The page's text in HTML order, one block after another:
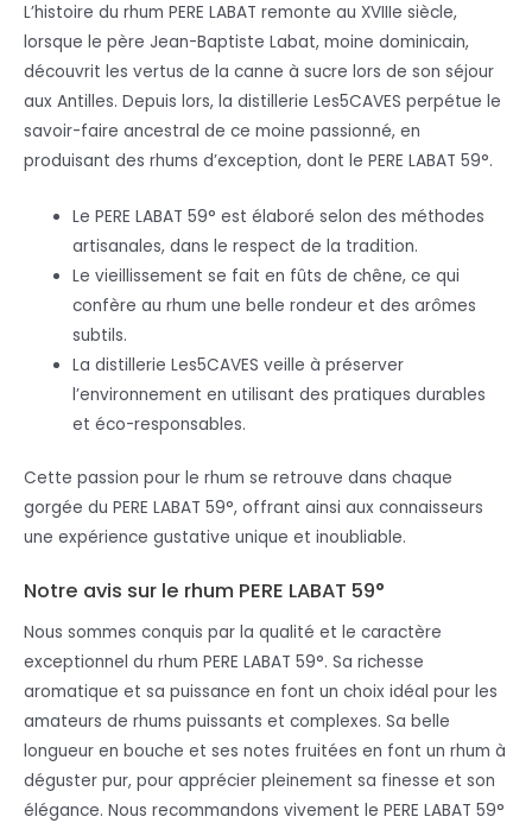
L’histoire du rhum PERE LABAT remonte au XVIIIe siècle,
lorsque le père Jean-Baptiste Labat, moine dominicain,
découvrit les vertus de la canne à sucre lors de son séjour
aux Antilles. Depuis lors, la distillerie Les5CAVES perpétue le
savoir-faire ancestral de ce moine passionné, en
produisant des rhums d’exception, dont le PERE LABAT 59°.
Le PERE LABAT 59° est élaboré selon des méthodes
artisanales, dans le respect de la tradition.
Le vieillissement se fait en fûts de chêne, ce qui
confère au rhum une belle rondeur et des arômes
subtils.
La distillerie Les5CAVES veille à préserver
l’environnement en utilisant des pratiques durables
et éco-responsables.
Cette passion pour le rhum se retrouve dans chaque
gorgée du PERE LABAT 59°, offrant ainsi aux connaisseurs
une expérience gustative unique et inoubliable.
Notre avis sur le rhum PERE LABAT 59°
Nous sommes conquis par la qualité et le caractère
exceptionnel du rhum PERE LABAT 59°. Sa richesse
aromatique et sa puissance en font un choix idéal pour les
amateurs de rhums puissants et complexes. Sa belle
longueur en bouche et ses notes fruitées en font un rhum à
déguster pur, pour apprécier pleinement sa finesse et son
élégance. Nous recommandons vivement le PERE LABAT 59°